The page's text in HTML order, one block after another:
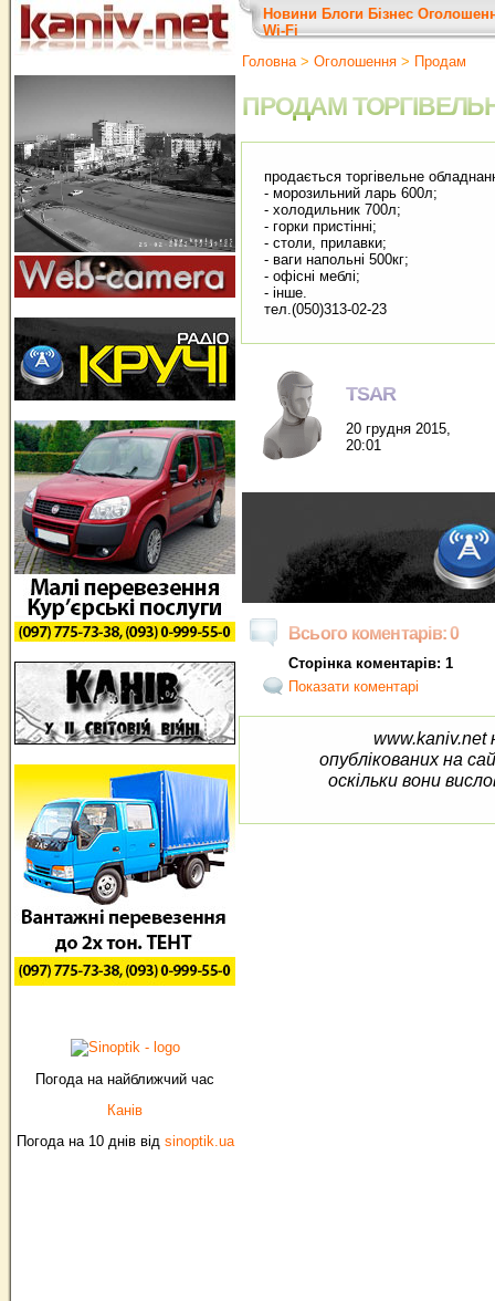
Погода на найближчий час
Канів
Погода на 10 днів від sinoptik.ua
Новини Блоги Бізнес
Wi-Fi
Головна> Оголошення > Продам
ПРОДАМ
продається торгівельне
- морозильний ларь 600л;
- холодильник 700л;
- горки пристінні;
- столи, прилавки;
- ваги напольні 500кг;
- офісні меблі;
- інше.
тел.(050)313-02-23
TSAR
20 грудня 2015,
20:01
Всього коментарів: 0
Сторінка коментарів: 1
Показати коментарі
www.kaniv.net
опублікованих на
оскільки вони